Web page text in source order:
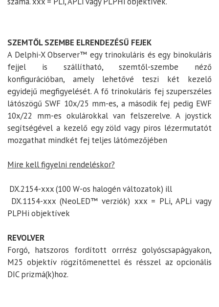
SZEMTŐL SZEMBE ELRENDEZÉSŰ FEJEK
A Delphi-X Observer™ egy trinokuláris és egy binokuláris
fejjel is szállítható, szemtől-szembe néző
konfigurációban, amely lehetővé teszi két kezelő
egyidejű megfigyelését. A fő trinokuláris fej szuperszéles
látószögű SWF 10x/25 mm-es, a második fej pedig EWF
10x/22 mm-es okulárokkal van felszerelve. A joystick
segítségével a kezelő egy zöld vagy piros lézermutatót
mozgathat mindkét fej teljes látómezőjében
Mire kell figyelni rendeléskor?
DX.2154-xxx (100 W-os halogén változatok) ill
DX.1154-xxx (NeoLED™ verziók) xxx = PLi, APLi vagy
PLPHi objektívek
REVOLVER
Forgó, hatszoros fordított orrrész golyóscsapágyakon,
M25 objektív rögzítőmenettel és résszel az opcionális
DIC prizmá(k)hoz.